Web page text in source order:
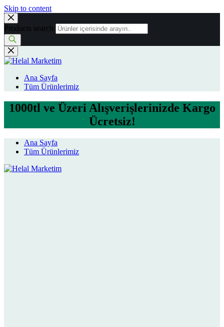
Skip to content
Products search
Ana Sayfa
Tüm Ürünlerimiz
1000tl ve Üzeri Alışverişlerinizde Kargo
Ücretsiz!
Ana Sayfa
Tüm Ürünlerimiz